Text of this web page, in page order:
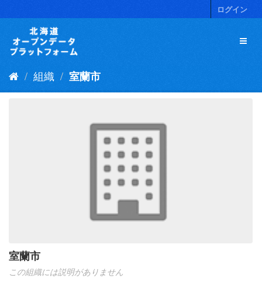
キ
ログイン
組織 室蘭市
室蘭市
この組織には説明がありません